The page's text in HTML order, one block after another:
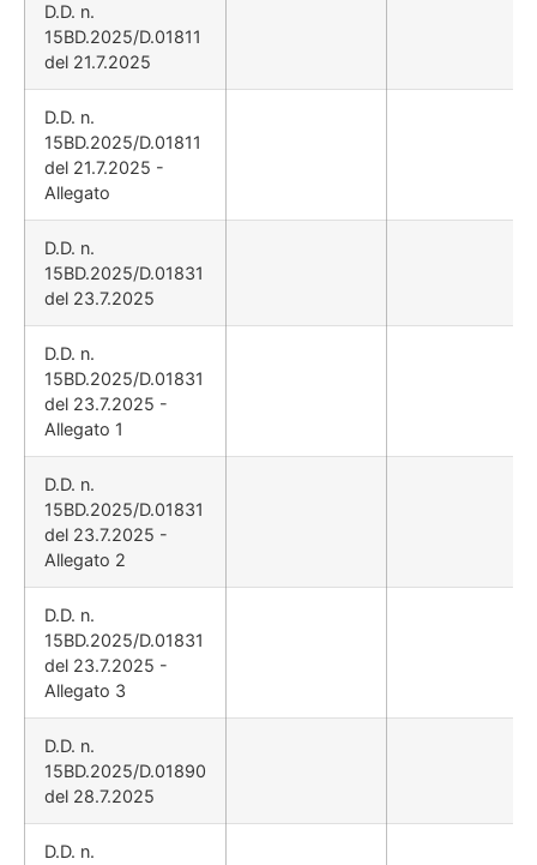
D.D. n.
15BD.2025/D.01811
del 21.7.2025
D.D. n.
15BD.2025/D.01811
del 21.7.2025 -
Allegato
D.D. n.
15BD.2025/D.01831
del 23.7.2025
D.D. n.
15BD.2025/D.01831
del 23.7.2025 -
Allegato 1
D.D. n.
15BD.2025/D.01831
del 23.7.2025 -
Allegato 2
D.D. n.
15BD.2025/D.01831
del 23.7.2025 -
Allegato 3
D.D. n.
15BD.2025/D.01890
del 28.7.2025
D.D. n.